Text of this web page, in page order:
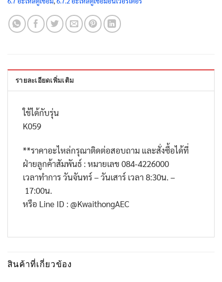
รายละเอียดเพิ่มเติม
ใช้ได้กับรุ่น
K059
**ราคาอะไหล่กรุณาติดต่อสอบถาม และสั่งซื้อได้ที่
ฝ่ายลูกค้าสัมพันธ์ : หมายเลข 084-4226000
เวลาทำการ วันจันทร์ – วันเสาร์ เวลา 8:30น. –
17:00น.
หรือ Line ID : @KwaithongAEC
สินค้าที่เกี่ยวข้อง